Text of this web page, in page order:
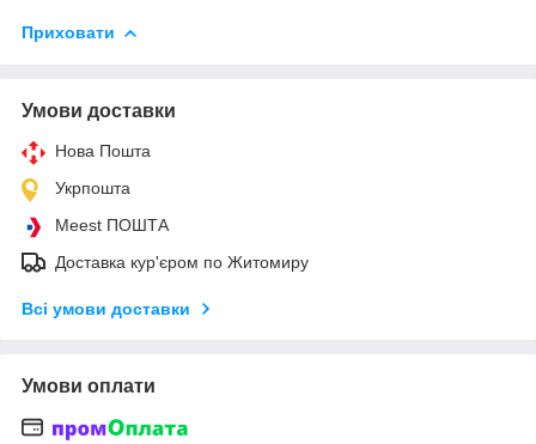
Приховати
Умови доставки
Нова Пошта
Укрпошта
Meest ПОШТА
Доставка кур'єром по Житомиру
Всі умови доставки
Умови оплати